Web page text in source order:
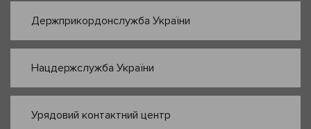
Держприкордонслужба України
Нацдержслужба України
Урядовий контактний центр